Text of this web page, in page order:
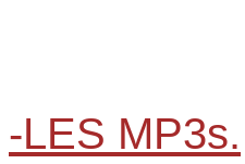
-LES MP3s.